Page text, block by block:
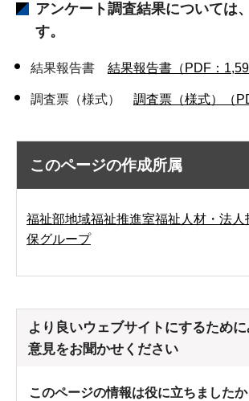
アンケート調査結果については
す。
結果報告書 結果報告書（PDF：
調査票（様式） 調査票（様式）（
このページの作成所属
福祉部地域福祉推進室福祉人材・法人
保グループ
より良いウェブサイトにするため
意見をお聞かせください
このページの情報は役に立ちましたか